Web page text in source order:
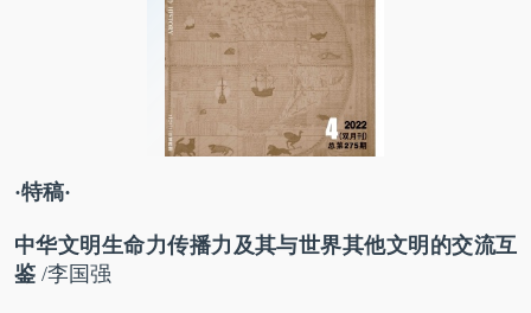
·特稿·
中华文明生命力传播力 及其与世界其他文明的交流互
鉴/李国强